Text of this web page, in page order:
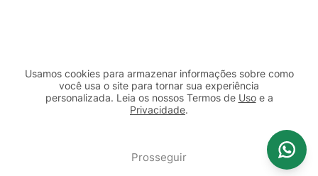
Usamos cookies para armazenar informações sobre como
você usa o site para tornar sua experiência
personalizada. Leia os nossos Termos de Usoe a
Privacidade.
Prosseguir